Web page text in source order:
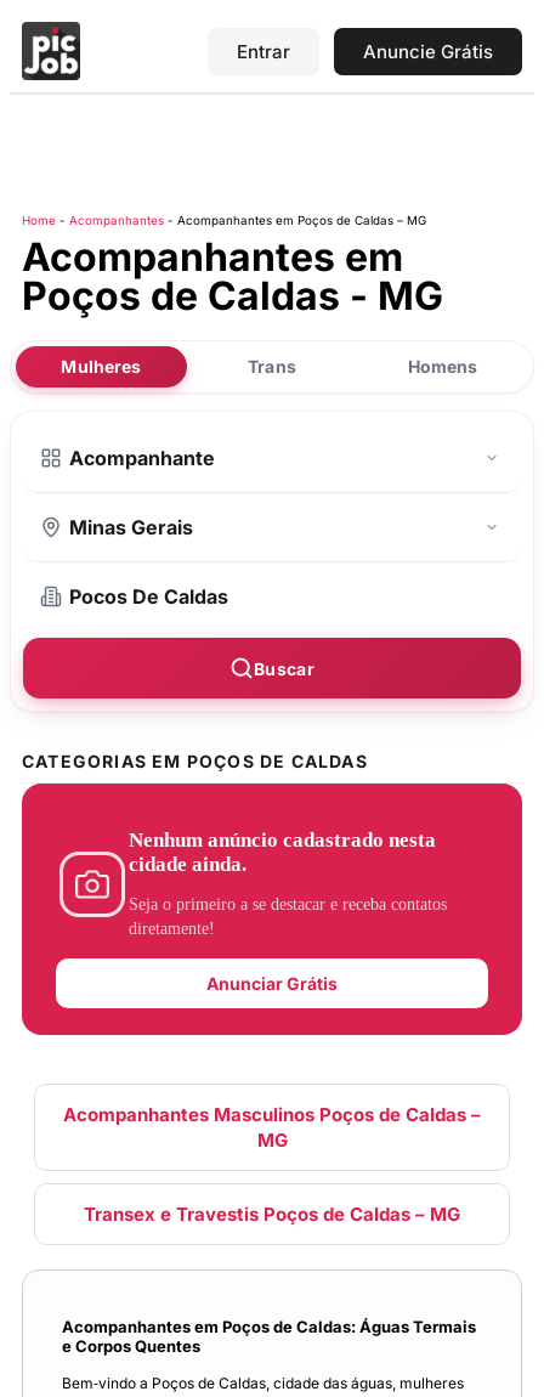
Entrar Anuncie Grátis
Home - Acompanhantes - Acompanhantes em Poços de Caldas – MG
Acompanhantes em
Poços de Caldas - MG
Mulheres Trans Homens
Buscar
CATEGORIAS EM POÇOS DE CALDAS
Nenhum anúncio cadastrado nesta
cidade ainda.
Seja o primeiro a se destacar e receba contatos
diretamente!
Anunciar Grátis
Acompanhantes Masculinos Poços de Caldas –
MG
Transex e Travestis Poços de Caldas – MG
Acompanhantes em Poços de Caldas: Águas Termais
e Corpos Quentes
Bem‑vindo a Poços de Caldas, cidade das águas, mulheres